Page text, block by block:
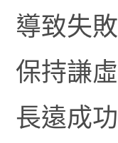
導致失
保持謙
長遠成